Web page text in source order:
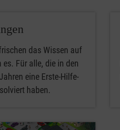
das Wissen auf
es. Für alle, die in den
eine Erste-Hilfe-
haben.